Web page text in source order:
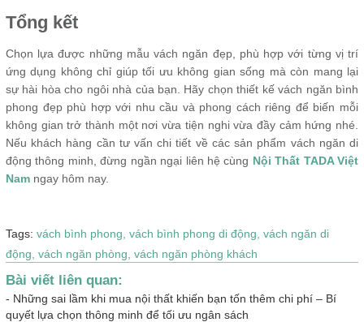
Tổng kết
Chọn lựa được những mẫu vách ngăn đẹp, phù hợp với từng vị trí
ứng dụng không chỉ giúp tối ưu không gian sống mà còn mang lại
sự hài hòa cho ngôi nhà của bạn. Hãy chọn thiết kế vách ngăn bình
phong đẹp phù hợp với nhu cầu và phong cách riêng để biến mỗi
không gian trở thành một nơi vừa tiện nghi vừa đầy cảm hứng nhé.
Nếu khách hàng cần tư vấn chi tiết về các sản phẩm vách ngăn di
động thông minh, đừng ngần ngại liên hệ cùng Nội Thất TADA Việt
Nam ngay hôm nay.
Tags: vách bình phong, vách bình phong di động, vách ngăn di
động, vách ngăn phòng, vách ngăn phòng khách
Bài viết liên quan:
- Những sai lầm khi mua nội thất khiến bạn tốn thêm chi phí – Bí
quyết lựa chọn thông minh để tối ưu ngân sách